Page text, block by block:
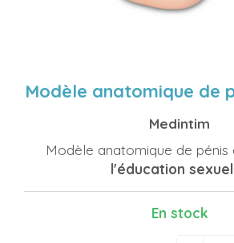
Modèle anatomique de
Medintim
Modèle anatomique de pénis
l'éducation
En stock